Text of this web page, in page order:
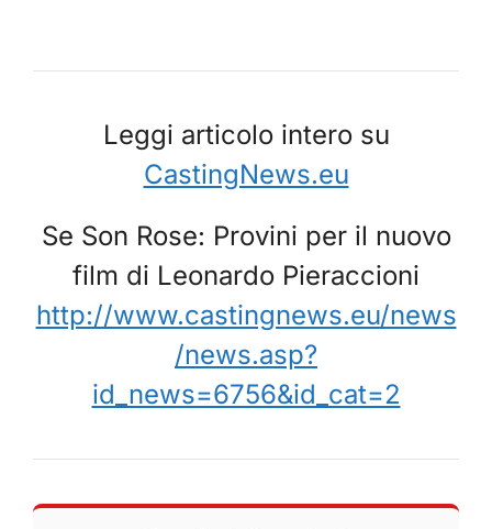
Leggi articolo intero su
CastingNews.eu
Se Son Rose: Provini per il nuovo
film di Leonardo Pieraccioni
http://www.castingnews.eu/news
/news.asp?
id_news=6756&id_cat=2